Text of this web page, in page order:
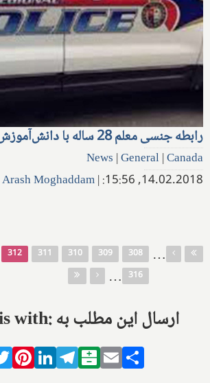
رابطه جنسی معلم 28 ساله با دانش‌آموزش
News |General|Canada
14.02.2018, 15:56:
|
Arash Moghaddam
…
308
309
310
311
312
316
…
Share this with: ارسال این مطلب به
TwitterPinterestLinkedIn
Telegram
Balatarin
Email